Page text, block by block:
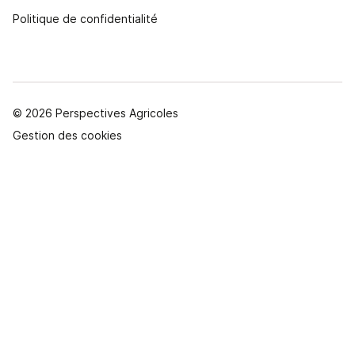
Politique de confidentialité
© 2026 Perspectives Agricoles
Gestion des cookies